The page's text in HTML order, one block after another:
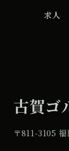
求人
古賀ゴ
〒811-3105